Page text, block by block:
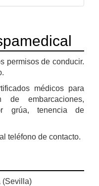
permisos de conducir.
médicos para
de embarcaciones,
grúa, tenencia de
teléfono de contacto.
(Sevilla)